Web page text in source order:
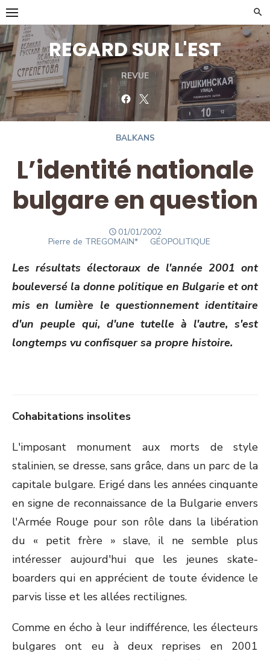
Skip
to
content
REGARD SUR L'EST
REVUE
FacebookTwitter
BALKANS
L’identité nationale
bulgare en question
POSTED
ON
01/01/2002
Author
Pierre de TREGOMAIN* GÉOPOLITIQUE
Les résultats électoraux de l'année 2001 ont
bouleversé la donne politique en Bulgarie et ont
mis en lumière le questionnement identitaire
d'un peuple qui, d'une tutelle à l'autre, s'est
longtemps vu confisquer sa propre histoire.
Cohabitations insolites
L'imposant monument aux morts de style
stalinien, se dresse, sans grâce, dans un parc de la
capitale bulgare. Erigé dans les années cinquante
en signe de reconnaissance de la Bulgarie envers
l'Armée Rouge pour son rôle dans la libération
du « petit frère » slave, il ne semble plus
intéresser aujourd'hui que les jeunes skate-
boarders qui en apprécient de toute évidence le
parvis lisse et les allées rectilignes.
Comme en écho à leur indifférence, les électeurs
bulgares ont eu à deux reprises en 2001